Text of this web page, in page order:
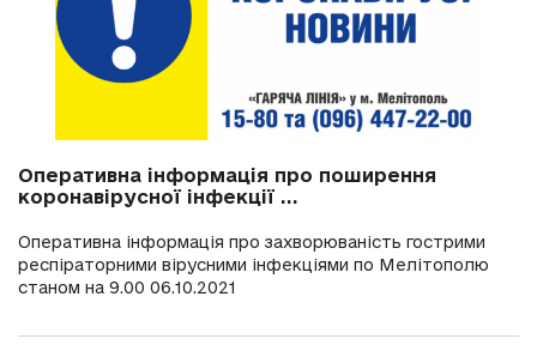
Оперативна інформація про поширення
коронавірусної інфекції ...
Оперативна інформація про захворюваність гострими
респіраторними вірусними інфекціями по Мелітополю
станом на 9.00 06.10.2021